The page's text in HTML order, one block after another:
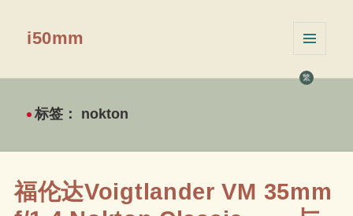
繁
i50mm
挂件
标签： nokton
福伦达Voigtlander VM 35mm